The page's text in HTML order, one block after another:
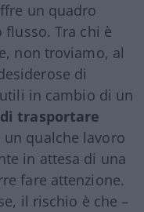
un quadro
Tra chi è
non troviamo, al
di
in cambio di un
trasportare
un qualche lavoro
in attesa di una
fare attenzione.
il rischio è che –